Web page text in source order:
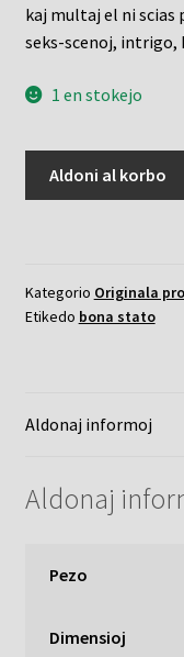
kaj multaj el ni scias
seks-scenoj,
1 en stokejo
Aldoni al korbo
Kategorio Originala
Etikedo bona stato
Aldonaj informoj
Aldonaj
Pezo
Dimensioj